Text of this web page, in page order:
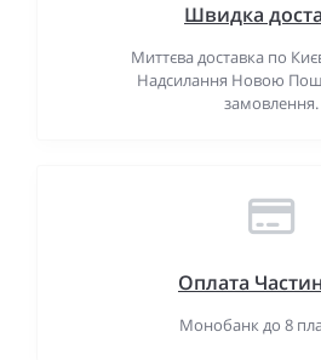
Швидка
Миттєва доставка по
Надсилання Новою
замовлення.
Оплата
Монобанк до 8